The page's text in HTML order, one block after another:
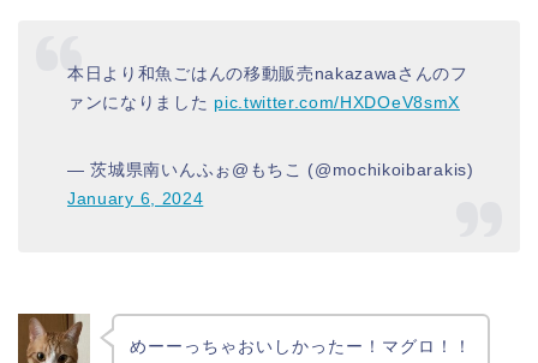
本日より和魚ごはんの移動販売nakazawaさんのフ
ァンになりました pic.twitter.com/HXDOeV8smX
— 茨城県南いんふぉ@もちこ (@mochikoibarakis)
January 6, 2024
めーーっちゃおいしかったー！マグロ！！